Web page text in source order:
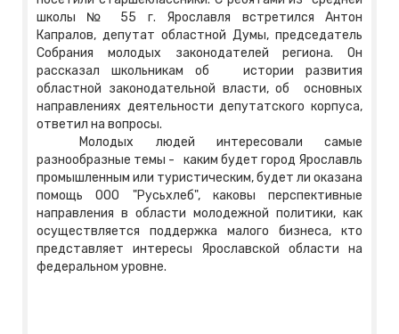
школы № 55 г. Ярославля встретился Антон
Капралов, депутат областной Думы, председатель
Собрания молодых законодателей региона. Он
рассказал школьникам об истории развития
областной законодательной власти, об основных
направлениях деятельности депутатского корпуса,
ответил на вопросы.
Молодых людей интересовали самые
разнообразные темы - каким будет город Ярославль
промышленным или туристическим, будет ли оказана
помощь ООО "Русьхлеб", каковы перспективные
направления в области молодежной политики, как
осуществляется поддержка малого бизнеса, кто
представляет интересы Ярославской области на
федеральном уровне.